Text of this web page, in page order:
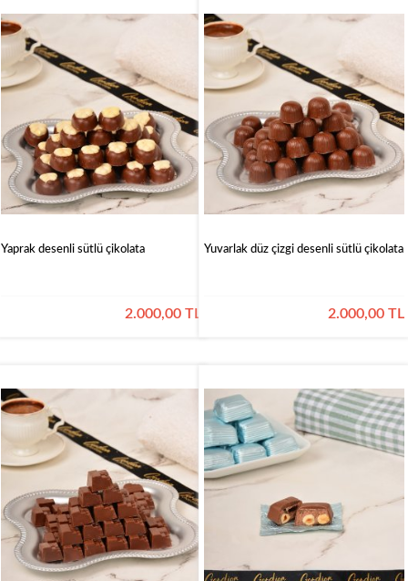
Yaprak desenli sütlü çikolata
2.000,00 TL
Yuvarlak düz çizgi desenli sütlü çikolata
2.000,00 TL